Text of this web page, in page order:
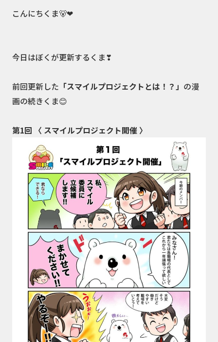
こんにちくま🐻❤
今日はぼくが更新するくま❣
前回更新した 「スマイルプロジェクトとは！？」 の漫
画の続きくま😊
第1回 〈 スマイルプロジェクト開催 〉